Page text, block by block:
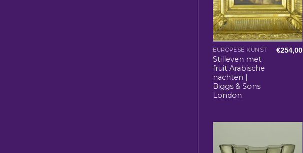
EUROPESE KUNST
Stilleven met
fruit Arabische
nachten |
Biggs & Sons
London
€254,00